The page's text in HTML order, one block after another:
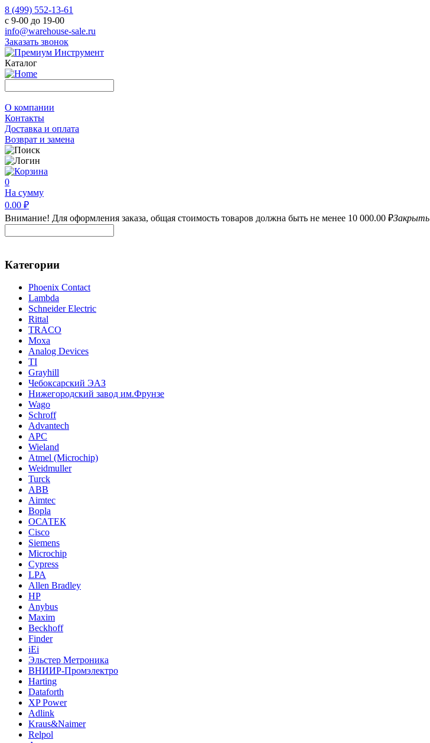
8 (499) 552-13-61
с 9-00 до 19-00
info@warehouse-sale.ru
Заказать звонок
Каталог
О компании
Контакты
Доставка и оплата
Возврат и замена
0
На сумму
0.00 ₽
Внимание! Для оформления заказа, общая стоимость товаров должна быть не менее 10 000.00 ₽Закрыть
Категории
Phoenix Contact
Lambda
Schneider Electric
Rittal
TRACO
Moxa
Analog Devices
TI
Grayhill
Чебоксарский ЭАЗ
Нижегородский завод им.Фрунзе
Wago
Schroff
Advantech
APC
Wieland
Atmel (Microchip)
Weidmuller
Turck
ABB
Aimtec
Bopla
ОСАТЕК
Cisco
Siemens
Microchip
Cypress
LPA
Allen Bradley
HP
Anybus
Maxim
Beckhoff
Finder
iEi
Эльстер Метроника
ВНИИР-Промэлектро
Harting
Dataforth
XP Power
Adlink
Kraus&Naimer
Relpol